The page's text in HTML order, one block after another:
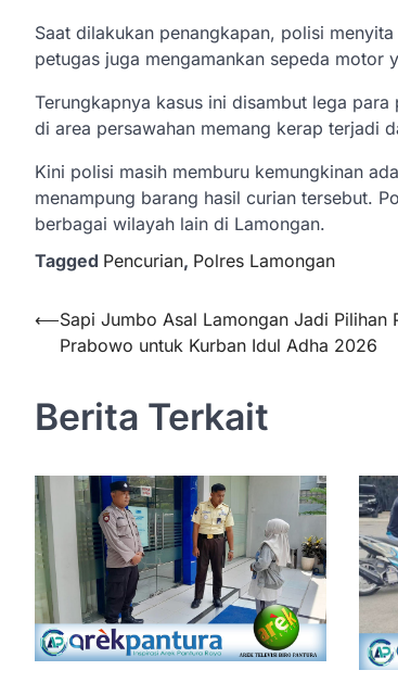
Saat dilakukan penangkapan, polisi
petugas juga mengamankan sepeda motor
Terungkapnya kasus ini disambut lega
di area persawahan memang kerap terjadi
Kini polisi masih memburu kemungkinan
menampung barang hasil curian tersebut.
berbagai wilayah lain di Lamongan.
Tagged Pencurian, Polres Lamongan
Navigasi
pos
⟵Sapi Jumbo Asal Lamongan Jadi Pilihan
Prabowo untuk Kurban Idul Adha 2026
Berita Terkait